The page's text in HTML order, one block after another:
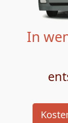
In